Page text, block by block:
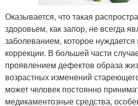
Оказывается, что такая
здоровьем, как запор, не всегда
заболеванием, которое
коррекции. В большей части
проявлением дефектов образа
возрастных изменений
может человек постоянно
медикаментозные средства,